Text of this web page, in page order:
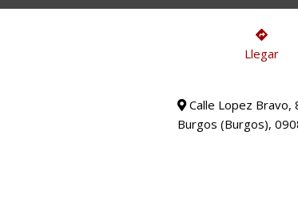
Llegar
Calle Lopez Bravo,
Burgos (Burgos),